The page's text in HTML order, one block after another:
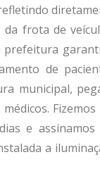
frota de
de
municipal,
e
a